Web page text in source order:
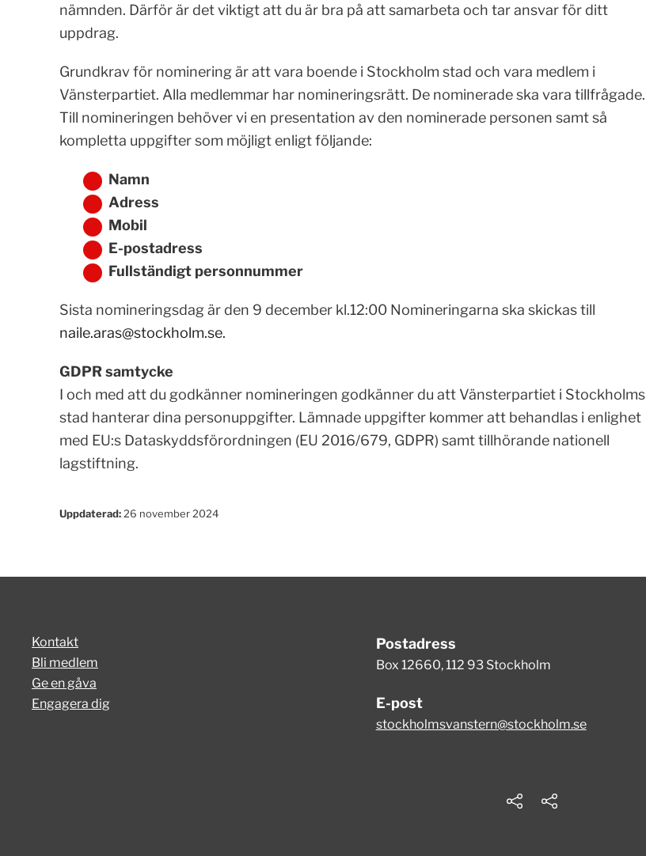
nämnden. Därför är det viktigt att du är bra på att samarbeta och tar ansvar för ditt
uppdrag.
Grundkrav för nominering är att vara boende i Stockholm stad och vara medlem i
Vänsterpartiet. Alla medlemmar har nomineringsrätt. De nominerade ska vara tillfrågade.
Till nomineringen behöver vi en presentation av den nominerade personen samt så
kompletta uppgifter som möjligt enligt följande:
Namn
Adress
Mobil
E-postadress
Fullständigt personnummer
Sista nomineringsdag är den 9 december kl.12:00 Nomineringarna ska skickas till
naile.aras@stockholm.se.
GDPR samtycke
I och med att du godkänner nomineringen godkänner du att Vänsterpartiet i Stockholms
stad hanterar dina personuppgifter. Lämnade uppgifter kommer att behandlas i enlighet
med EU:s Dataskyddsförordningen (EU 2016/679, GDPR) samt tillhörande nationell
lagstiftning.
Uppdaterad:26 november 2024
Kontakt
Bli medlem
Ge en gåva
Engagera dig
Postadress
Box 12660, 112 93 Stockholm
E-post
stockholmsvanstern@stockholm.se